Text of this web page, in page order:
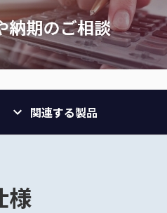
関連する製品
様